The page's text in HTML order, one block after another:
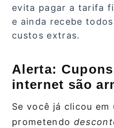
evita pagar a tarifa
e ainda recebe
custos extras.
Alerta:
internet são
Se você já clicou em
prometendo